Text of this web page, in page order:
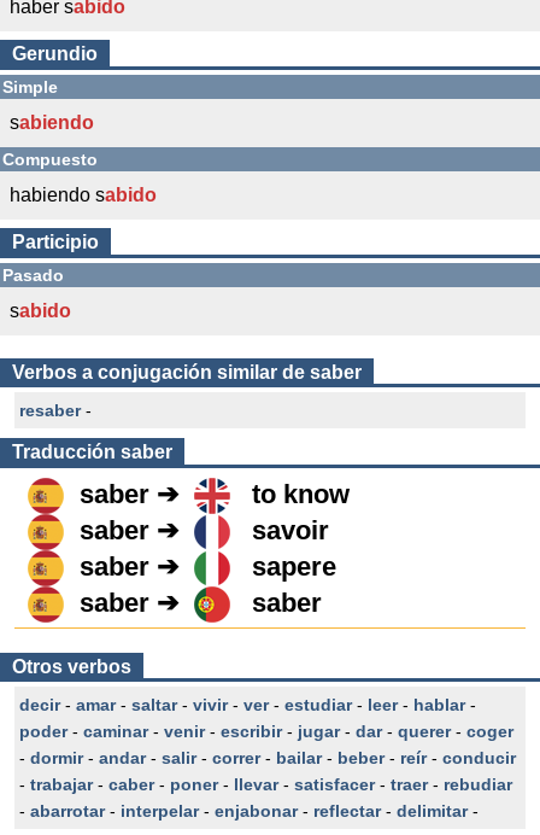
haber sabido
Gerundio
Simple
sabiendo
Compuesto
habiendo sabido
Participio
Pasado
sabido
Verbos a conjugación similar de saber
resaber-
Traducción saber
saber ➔
to know
saber ➔
savoir
saber ➔
sapere
saber ➔
saber
Otros verbos
decir- amar- saltar- vivir- ver- estudiar- leer- hablar-
poder- caminar- venir- escribir- jugar- dar- querer- coger
- dormir- andar- salir- correr- bailar- beber- reír- conducir
- trabajar- caber- poner- llevar- satisfacer- traer- rebudiar
- abarrotar- interpelar- enjabonar- reflectar- delimitar-